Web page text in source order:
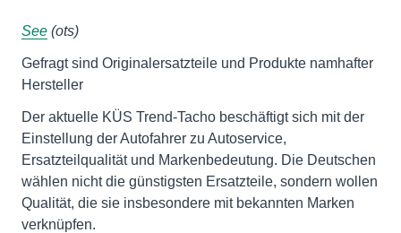
See (ots)
Gefragt sind Originalersatzteile und Produkte namhafter
Hersteller
Der aktuelle KÜS Trend-Tacho beschäftigt sich mit der
Einstellung der Autofahrer zu Autoservice,
Ersatzteilqualität und Markenbedeutung. Die Deutschen
wählen nicht die günstigsten Ersatzteile, sondern wollen
Qualität, die sie insbesondere mit bekannten Marken
verknüpfen.